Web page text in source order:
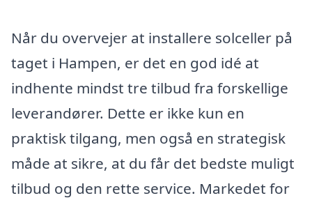
Når du overvejer at installere solceller på
taget i Hampen, er det en god idé at
indhente mindst tre tilbud fra forskellige
leverandører. Dette er ikke kun en
praktisk tilgang, men også en strategisk
måde at sikre, at du får det bedste muligt
tilbud og den rette service. Markedet for